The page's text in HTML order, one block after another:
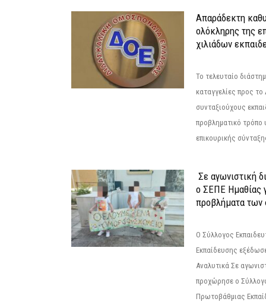
Απαράδεκτη
ολόκληρης της
χιλιάδων
Το τελευταίο
καταγγελίες προς
συνταξιούχους
προβληματικό τρόπο
επικουρικής
Σε αγωνιστική
ο ΣΕΠΕ Ημαθίας
προβλήματα των
Ο Σύλλογος
Εκπαίδευσης
Αναλυτικά Σε
προχώρησε ο
Πρωτοβάθμιας